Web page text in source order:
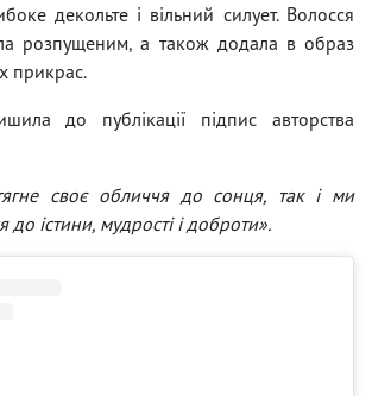
декольте і вільний силует. Волосся
розпущеним, а також додала в образ
прикрас.
до публікації підпис авторства
своє обличчя до сонця, так і ми
до істини, мудрості і доброти».